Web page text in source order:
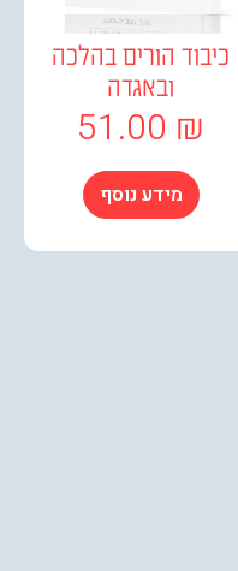
הורים בהלכה
ובאגדה
51.00
מידע נוסף